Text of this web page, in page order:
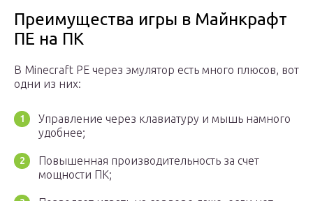
Преимущества игры в Майнкрафт
ПЕ на ПК
В Minecraft PE через эмулятор есть много плюсов, вот
одни из них:
Управление через клавиатуру и мышь намного
удобнее;
Повышенная производительность за счет
мощности ПК;